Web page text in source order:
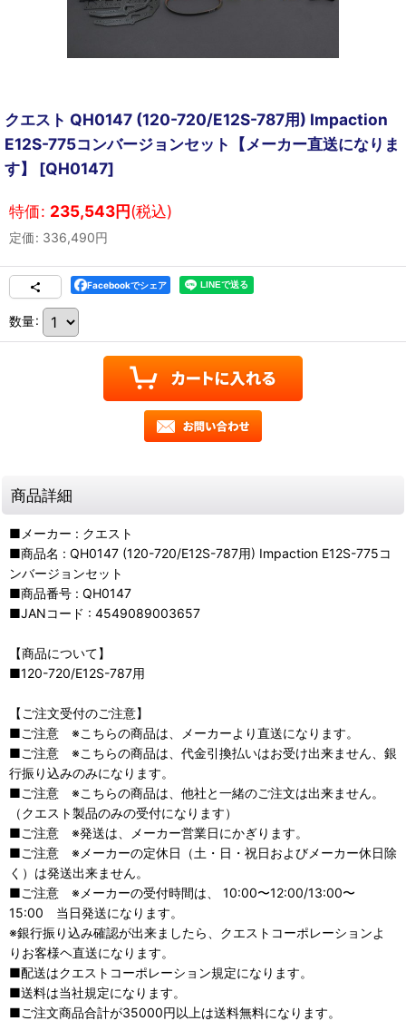
クエスト QH0147 (120-720/E12S-787用) Impaction
E12S-775コンバージョンセット【メーカー直送になりま
す】 [QH0147]
特価: 235,543円(税込)
定価: 336,490円
Facebookでシェア
数量:
商品詳細
■メーカー : クエスト
■商品名 : QH0147 (120-720/E12S-787用) Impaction E12S-775コ
ンバージョンセット
■商品番号 : QH0147
■JANコード : 4549089003657
【商品について】
■120-720/E12S-787用
【ご注文受付のご注意】
■ご注意 ※こちらの商品は、メーカーより直送になります。
■ご注意 ※こちらの商品は、代金引換払いはお受け出来ません、銀
行振り込みのみになります。
■ご注意 ※こちらの商品は、他社と一緒のご注文は出来ません。
（クエスト製品のみの受付になります）
■ご注意 ※発送は、メーカー営業日にかぎります。
■ご注意 ※メーカーの定休日（土・日・祝日およびメーカー休日除
く）は発送出来ません。
■ご注意 ※メーカーの受付時間は、 10:00〜12:00/13:00〜
15:00 当日発送になります。
※銀行振り込み確認が出来ましたら、クエストコーポレーションよ
りお客様ヘ直送になります。
■配送はクエストコーポレーション規定になります。
■送料は当社規定になります。
■ご注文商品合計が35000円以上は送料無料になります。